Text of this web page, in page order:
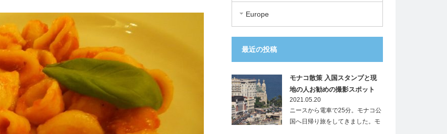
Europe
最近の投稿
モナコ散策 入国スタンプと現
地の人お勧めの撮影スポット
2021.05.20
ニースから電車で25分。モナコ公
国へ日帰り旅をしてきました。モ